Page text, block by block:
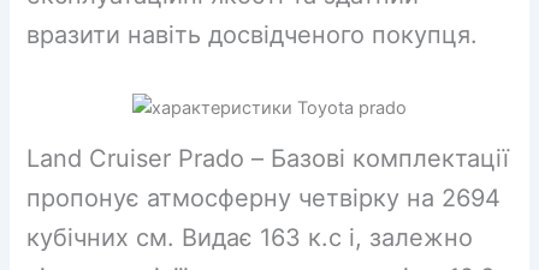
вразити навіть досвідченого покупця.
Land Cruiser Prado – Базові комплектації
пропонує атмосферну четвірку на 2694
кубічних см. Видає 163 к.с і, залежно